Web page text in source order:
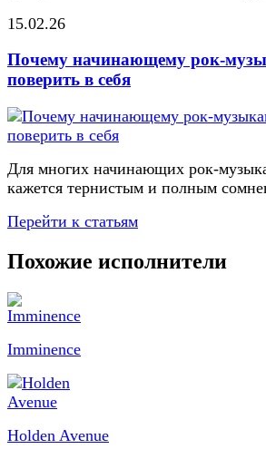
15.02.26
Почему начинающему рок-
поверить в себя
Для многих начинающих рок-
кажется тернистым и полным
Перейти к статьям
Похожие исполнители
Imminence
Holden Avenue